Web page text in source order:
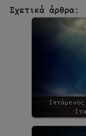
Σχετικά άρθρα: